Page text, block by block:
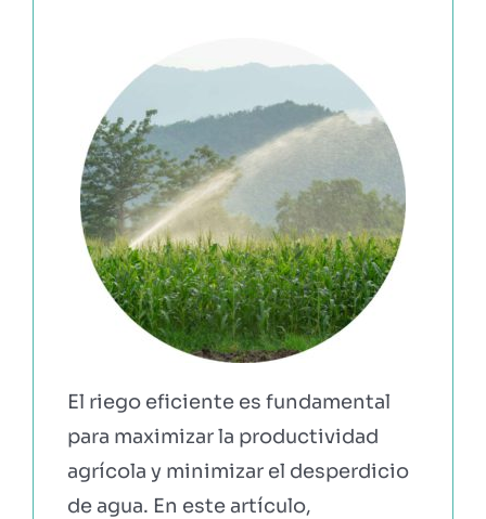
EBOOKS Y RECURSOS
PRUÉBALO GRATIS
El riego eficiente es fundamental
para maximizar la productividad
agrícola y minimizar el desperdicio
de agua. En este artículo,